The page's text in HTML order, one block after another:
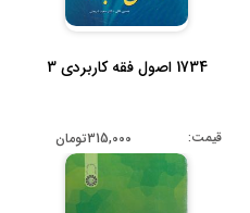
1734 اصول فقه کاربردی 3
قیمت: 315,000تومان